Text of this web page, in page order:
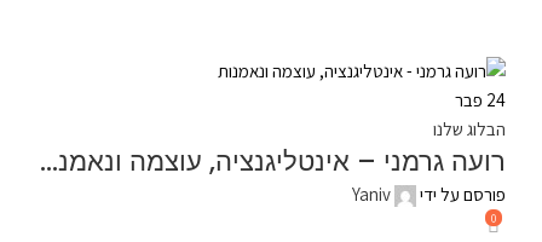
24 פבר
הבלוג שלנו
רועה גרמני – אינטליגנציה, עוצמה ונאמנות
פורסם על ידי Yaniv
0